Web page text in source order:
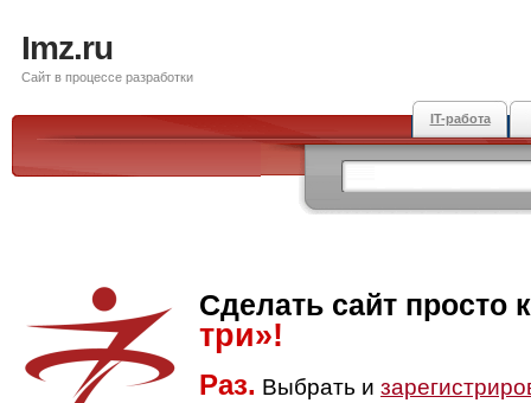
Imz.ru
Сайт в процессе разработки
IT-работа
Сделать сайт просто
три»!
Раз. Выбрать и